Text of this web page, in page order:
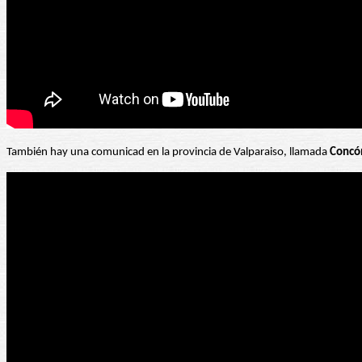
También hay una comunicad en la provincia de Valparaiso, llamada